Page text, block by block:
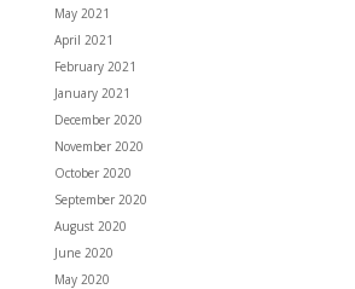
May 2021
April 2021
February 2021
January 2021
December 2020
November 2020
October 2020
September 2020
August 2020
June 2020
May 2020